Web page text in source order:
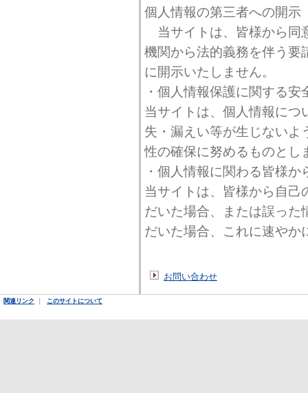
個人情報の第三者への開示
当サイトは、皆様から同
機関から法的義務を伴う要
に開示いたしません。
・個人情報保護に関する安
当サイトは、個人情報につ
失・漏えい等が生じないよ
性の確保に努めるものとし
・個人情報に関わる皆様
当サイトは、皆様から自己
だいた場合、または誤った
だいた場合、これに速やか
お問い合わせ
関連リンク このサイトについて